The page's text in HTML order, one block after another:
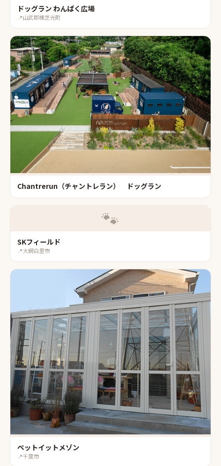
ドッグラン わんぱく広場
📍山武郡横芝光町
Chantrerun（チャントレラン） ドッグラン
🐾
SKフィールド
📍大網白里市
ペットイットメゾン
📍千葉市